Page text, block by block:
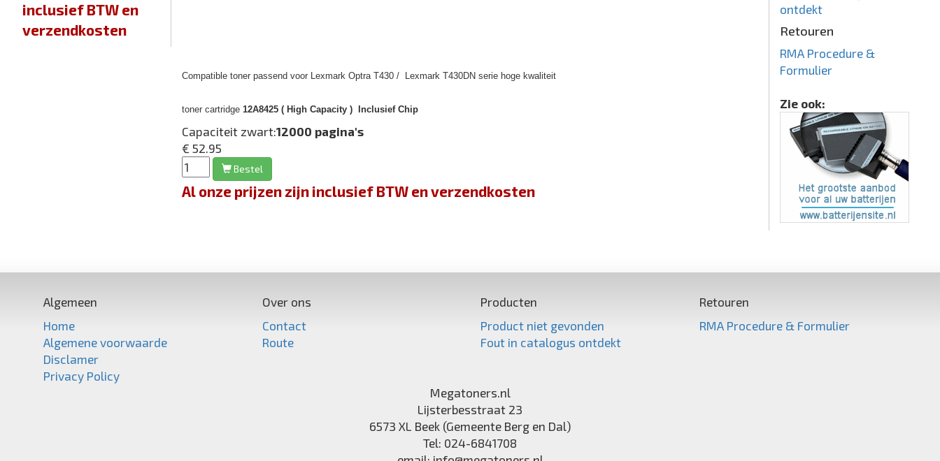
inclusief BTW en
verzendkosten
Compatible toner passend voor Lexmark Optra T430 / Lexmark T430DN serie hoge kwaliteit
toner cartridge 12A8425 ( High Capacity ) Inclusief Chip
Capaciteit zwart:12000 pagina's
€ 52.95
Bestel
Al onze prijzen zijn inclusief BTW en verzendkosten
ontdekt
Retouren
RMA Procedure &
Formulier
Zie ook:
Algemeen
Home
Algemene voorwaarde
Disclamer
Privacy Policy
Over ons
Contact
Route
Producten
Product niet gevonden
Fout in catalogus ontdekt
Retouren
RMA Procedure & Formulier
Megatoners.nl
Lijsterbesstraat 23
6573 XL Beek (Gemeente Berg en Dal)
Tel: 024-6841708